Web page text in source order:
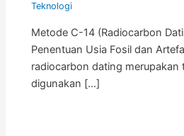
Teknologi
Metode C-14 (Radiocarbon
Penentuan Usia Fosil dan
radiocarbon dating merupakan
digunakan […]